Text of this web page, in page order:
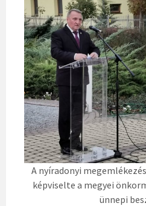
A nyíradonyi
képviselte a megyei
ünnepi